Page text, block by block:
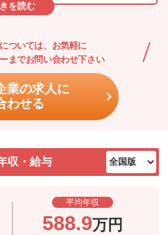
を読む
ついては、お気軽に
までお問い合わせ下さい
業の求人に
わせる
収・給与
平均年収
588.9万円